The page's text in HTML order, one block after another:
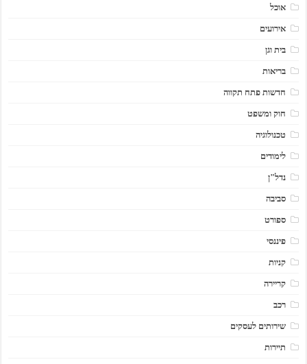
אוכל
אירועים
בית וגן
בריאות
חדשות פתח תקווה
חוק ומשפט
טכנולוגיה
לימודים
נדל"ן
סביבה
ספורט
פיננסי
קניות
קריירה
רכב
שירותים לעסקים
תיירות